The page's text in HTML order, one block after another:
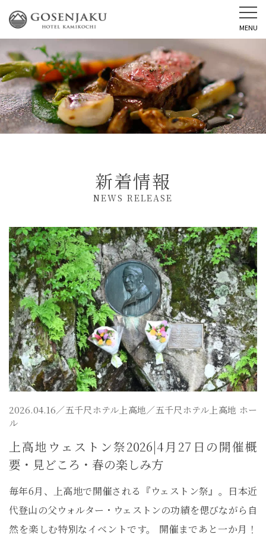
MENU
新着情報
NEWS RELEASE
2026.04.16／五千尺ホテル上高地／五千尺ホテル上高地 ホー
ル
上高地ウェストン祭2026|4月27日の開催概
要・見どころ・春の楽しみ方
毎年6月、上高地で開催される『ウェストン祭』。日本近
代登山の父ウォルター・ウェストンの功績を偲びながら自
然を楽しむ特別なイベントです。 開催まであと一か月！